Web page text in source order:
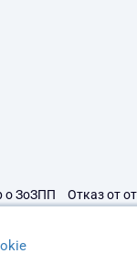
о ЗоЗПП Отказ от